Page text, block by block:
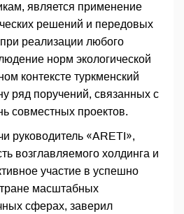
является применение
решений и передовых
реализации любого
норм экологической
контексте туркменский
ряд поручений, связанных с
совместных проектов.
руководитель «ARETI»,
возглавляемого холдинга и
участие в успешно
масштабных
сферах, заверил